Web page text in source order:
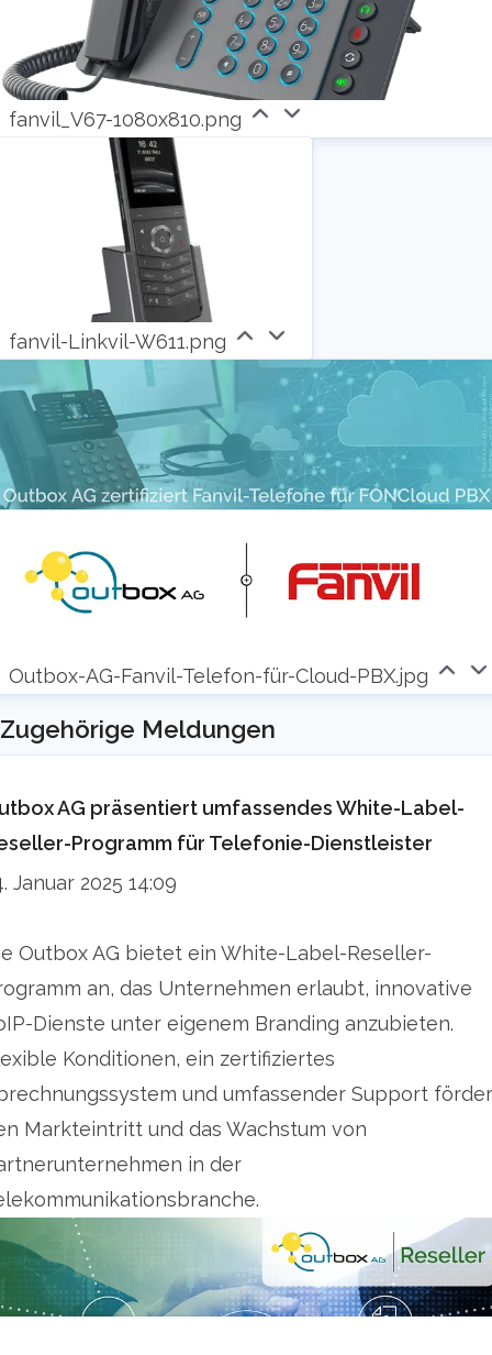
its own porting code as well as service numbers
and international phone numbers from more
than 30 countries worldwide.
The white label solution used here is available
as a hub for all voice market requirements. From
carrier switching and porting to directory entry
and TR emergency call 2.0, everything is
mapped. The carrier-grade voice platform
reliably transports billions of minutes per year
and scales dynamically as customers grow: All
wholesale products for the voice telephony
solution come from a single source.
With the outbox Security Services product,
oSecS for short, we were able to bundle the
requirements from the TKG, the TTDSG and the
TR TKÜV. The security-relevant components of
interception (VDB, VDS), judicial interception
Lawful Interception (LI), automated interception
procedure (AAV) can be used as a cloud
it is now possible to communicate securely
when receiving judicial orders and in exchanges
with demand response agencies.
The product line, outbox Intelligent Services,
oIS, complements our portfolio with new
components in the area of Automatic Call
Distribution (ACD) and Intelligent Networks (IN).
It opens up new possibilities for API-based
voice communication. Our Voice as a Service
solutions for Microsoft Teams and Zoom round
off our portfolio.
Our customers include well-known fixed
network carriers, public utilities, resellers and
fanvil_V67-1080x810.png
fanvil-Linkvil-W611.png
Outbox-AG-Fanvil-Telefon-für-Cloud-PBX.jpg
Zugehörige Meldungen
AG präsentiert umfassendes White-Label-
Programm für Telefonie-Dienstleister
Januar 2025 14:09
Outbox AG bietet ein White-Label-Reseller-
an, das Unternehmen erlaubt, innovative
Dienste unter eigenem Branding anzubieten.
Konditionen, ein zertifiziertes
und umfassender Support
Markteintritt und das Wachstum von
in der